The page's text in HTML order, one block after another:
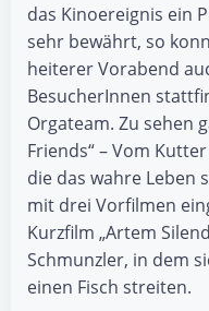
das Kinoereignis ein
sehr bewährt, so
heiterer Vorabend
BesucherInnen
Orgateam. Zu sehen
Friends“ – Vom
die das wahre Leben
mit drei Vorfilmen
Kurzfilm „Artem
Schmunzler, in dem
einen Fisch streiten.